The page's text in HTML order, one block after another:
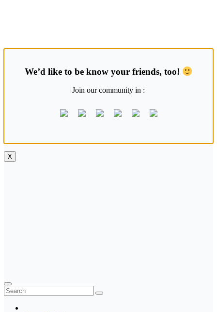
We’d like to be know your friends, too!
Join our community in :
X